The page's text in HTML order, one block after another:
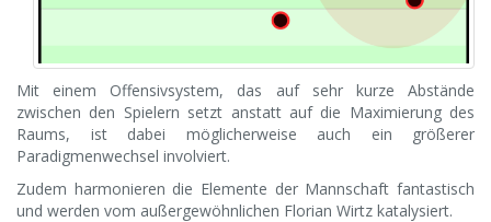
Mit einem Offensivsystem, das auf sehr kurze Abstände
zwischen den Spielern setzt anstatt auf die Maximierung des
Raums, ist dabei möglicherweise auch ein größerer
Paradigmenwechsel involviert.
Zudem harmonieren die Elemente der Mannschaft fantastisch
und werden vom außergewöhnlichen Florian Wirtz katalysiert.